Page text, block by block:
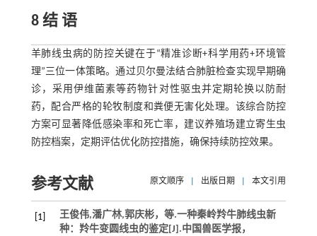
8 结 语
羊肺线虫病的防控关键在于“精准诊断+科学用药+环境管
理”三位一体策略。通过贝尔曼法结合肺脏检查实现早期确
诊，采用伊维菌素等药物针对性驱虫并定期轮换以防耐
药，配合严格的轮牧制度和粪便无害化处理。该综合防控
方案可显著降低感染率和死亡率，建议养殖场建立寄生虫
防控档案，定期评估优化防控措施，确保持续防控效果。
参考文献 原文顺序 出版日期 本文引用
[1] 王俊伟,潘广林,郭庆彬， 等.一种秦岭羚牛肺线虫新
种：羚牛变圆线虫的鉴定[J].中国兽医学报，